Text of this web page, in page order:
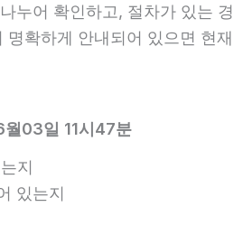
누어 확인하고, 절차가 있는
확하게 안내되어 있으면 현
03일 11시47분
지
있는지